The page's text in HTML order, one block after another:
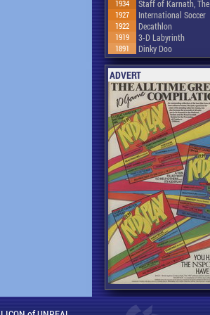
1934 Staff of Karnath, The
1927 International Soccer
1922 Decathlon
1919 3-D Labyrinth
1891 Dinky Doo
ADVERT